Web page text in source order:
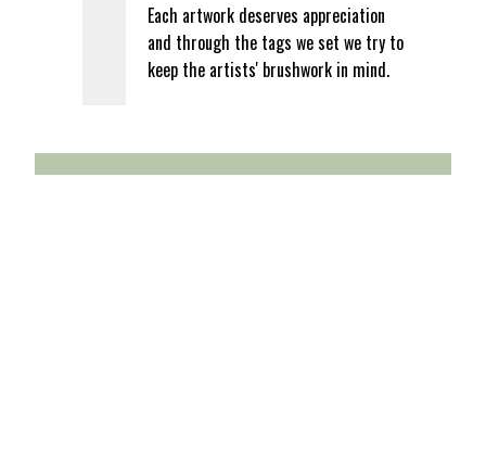
Each artwork deserves appreciation
and through the tags we set we try to
keep the artists' brushwork in mind.